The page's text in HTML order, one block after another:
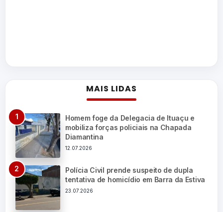
MAIS LIDAS
Homem foge da Delegacia de Ituaçu e
mobiliza forças policiais na Chapada
Diamantina
12.07.2026
Polícia Civil prende suspeito de dupla
tentativa de homicídio em Barra da Estiva
23.07.2026